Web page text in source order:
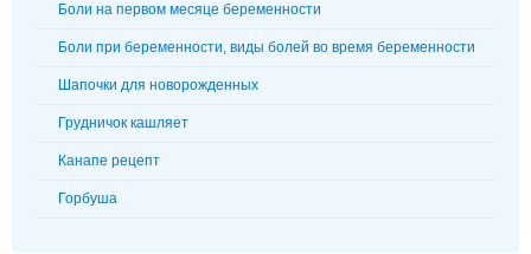
Боли на первом месяце беременности
Боли при беременности, виды болей во время беременности
Шапочки для новорожденных
Грудничок кашляет
Канапе рецепт
Горбуша